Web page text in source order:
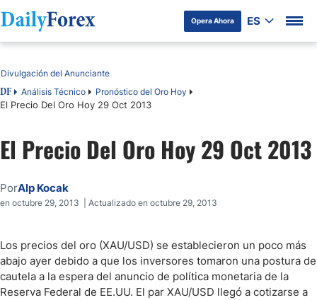
Opera Ahora ES
Tabla de contenidos
DF Análisis Técnico Pronóstico del Oro Hoy
El Precio Del Oro Hoy 29 Oct 2013
Divulgación del Anunciante
El Precio Del Oro Hoy 29 Oct 2013
PorAlp Kocak
en octubre 29, 2013 | Actualizado en octubre 29, 2013
Los precios del oro (XAU/USD) se establecieron un poco más
abajo ayer debido a que los inversores tomaron una postura de
cautela a la espera del anuncio de política monetaria de la
Reserva Federal de EE.UU. El par XAU/USD llegó a cotizarse a